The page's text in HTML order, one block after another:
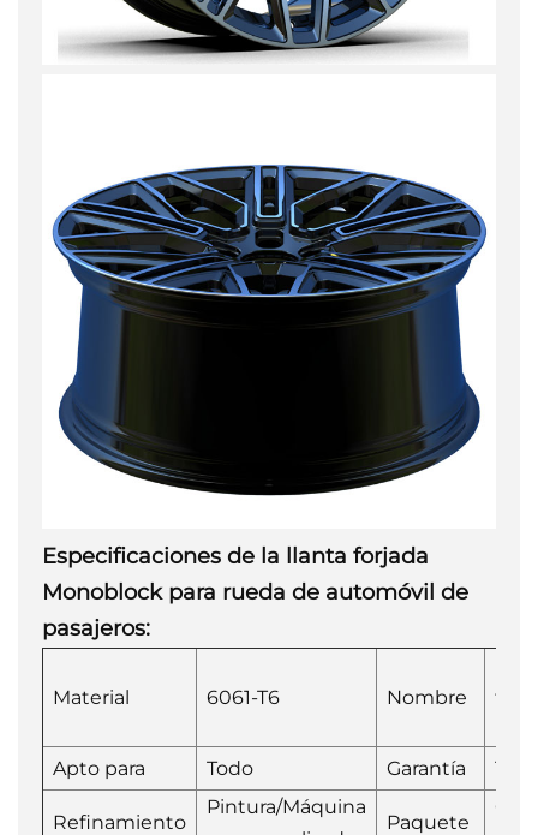
Especificaciones de la llanta forjada
Monoblock para rueda de automóvil de
pasajeros:
Material 6061-T6 Nombre
Apto para
Todo Garantía 1
Refinamiento
Pintura/Máquina
Paquete